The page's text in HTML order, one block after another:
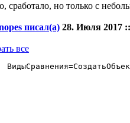
сработало, но только с
писал(а) 28. Июля 2017